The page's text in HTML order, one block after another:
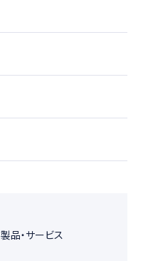
製品・サービス